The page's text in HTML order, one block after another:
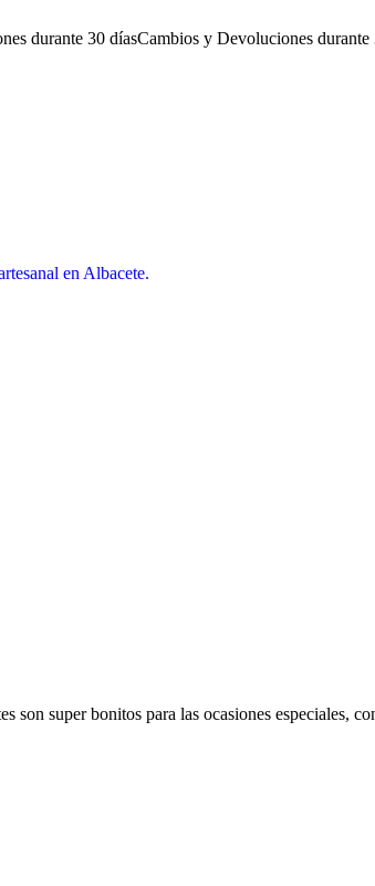
durante 30 díasCambios y Devoluciones durante
super bonitos para las ocasiones especiales,